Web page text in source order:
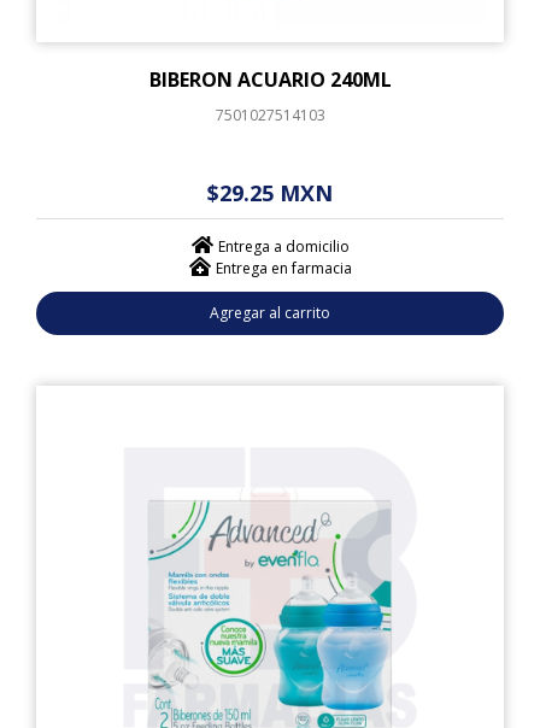
BIBERON ACUARIO 240ML
7501027514103
$29.25 MXN
Entrega a domicilio
Entrega en farmacia
Agregar al carrito